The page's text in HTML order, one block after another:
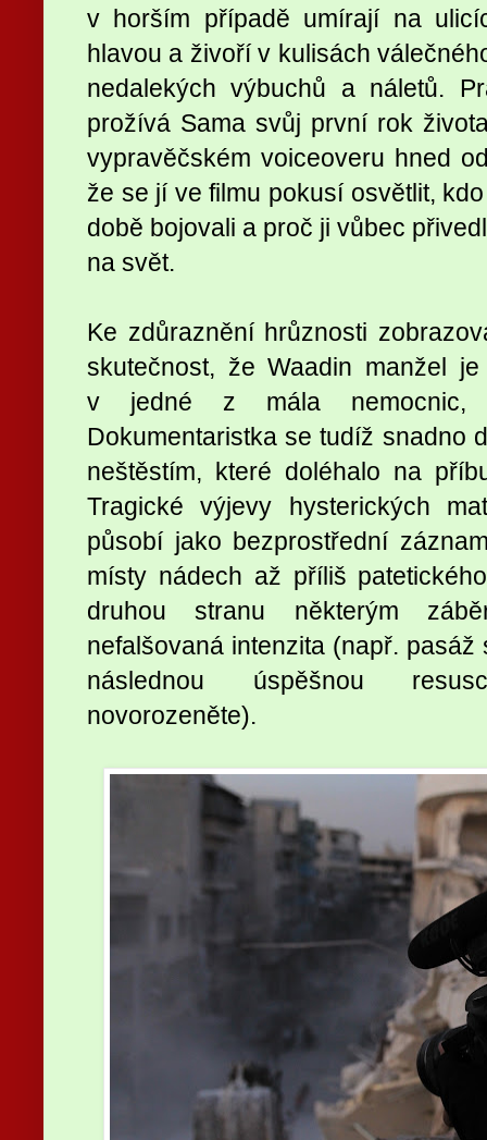
v horším případě umírají na
hlavou a živoří v kulisách
nedalekých výbuchů a náletů.
prožívá Sama svůj první rok
vypravěčském voiceoveru hned
že se jí ve filmu pokusí osvětlit,
době bojovali a proč ji vůbec
na svět.
Ke zdůraznění hrůznosti
skutečnost, že Waadin manžel
v jedné z mála nemocnic,
Dokumentaristka se tudíž snadno
neštěstím, které doléhalo na
Tragické výjevy hysterických
působí jako bezprostřední
místy nádech až příliš
druhou stranu některým
nefalšovaná intenzita (např.
následnou úspěšnou
novorozeněte).